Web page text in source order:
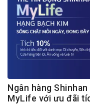
Ngân hàng
MyLife với ưu đãi